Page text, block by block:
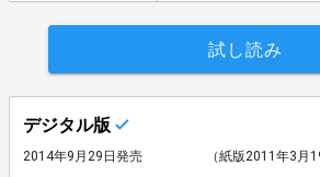
試し読み
デジタル版
2014年9月29日発売 （紙版2011年3月